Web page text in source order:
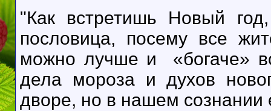
"Как встретишь Новый
пословица, посему все
можно лучше и «богаче»
дела мороза и духов
дворе, но в нашем